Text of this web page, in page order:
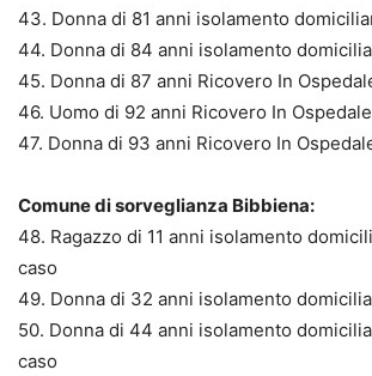
43. Donna di 81 anni isolamento
44. Donna di 84 anni isolamento
45. Donna di 87 anni Ricovero In
46. Uomo di 92 anni Ricovero In Ospedale
47. Donna di 93 anni Ricovero In
Comune di sorveglianza Bibbiena:
48. Ragazzo di 11 anni isolamento
caso
49. Donna di 32 anni isolamento
50. Donna di 44 anni isolamento
caso